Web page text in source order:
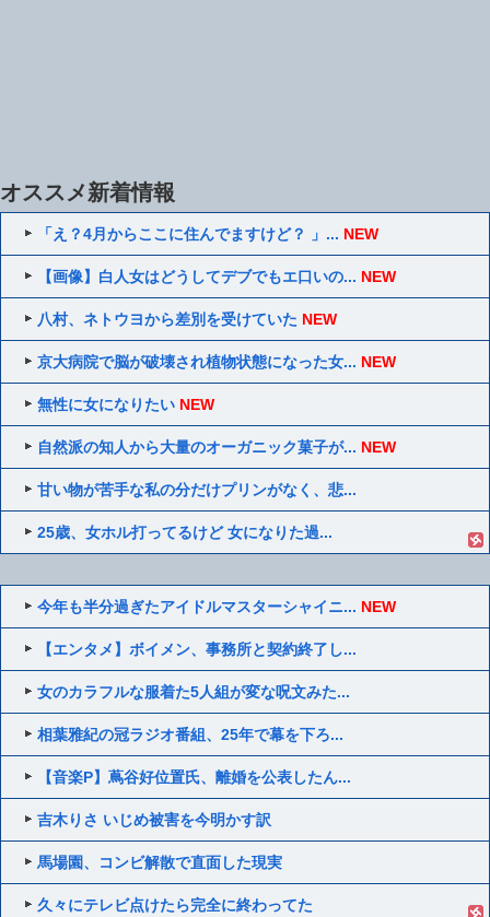
オススメ新着情報
「え？4月からここに住んでますけど？ 」... NEW
【画像】白人女はどうしてデブでもエ口いの... NEW
八村、ネトウヨから差別を受けていた NEW
京大病院で脳が破壊され植物状態になった女... NEW
無性に女になりたい NEW
自然派の知人から大量のオーガニック菓子が... NEW
甘い物が苦手な私の分だけプリンがなく、悲...
25歳、女ホル打ってるけど 女になりた過...
今年も半分過ぎたアイドルマスターシャイニ... NEW
【エンタメ】ボイメン、事務所と契約終了し...
女のカラフルな服着た5人組が変な呪文みた...
相葉雅紀の冠ラジオ番組、25年で幕を下ろ...
【音楽P】蔦谷好位置氏、離婚を公表したん...
吉木りさ いじめ被害を今明かす訳
馬場園、コンビ解散で直面した現実
久々にテレビ点けたら完全に終わってた